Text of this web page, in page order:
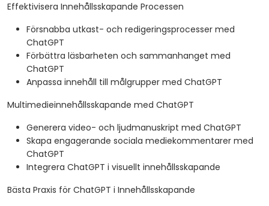
Effektivisera Innehållsskapande Processen
Försnabba utkast- och redigeringsprocesser med
ChatGPT
Förbättra läsbarheten och sammanhanget med
ChatGPT
Anpassa innehåll till målgrupper med ChatGPT
Multimedieinnehållsskapande med ChatGPT
Generera video- och ljudmanuskript med ChatGPT
Skapa engagerande sociala mediekommentarer med
ChatGPT
Integrera ChatGPT i visuellt innehållsskapande
Bästa Praxis för ChatGPT i Innehållsskapande